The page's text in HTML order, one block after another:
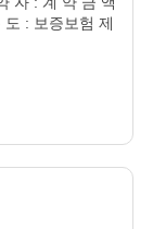
: 보증보험 제